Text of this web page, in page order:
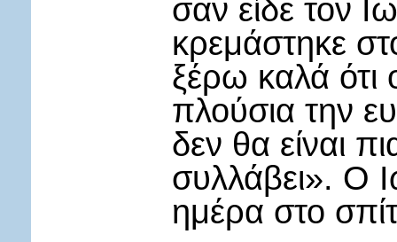
σαν είδε τον
κρεμάστηκε
ξέρω καλά
πλούσια την
δεν θα είναι
συλλάβει». Ο
ημέρα στο